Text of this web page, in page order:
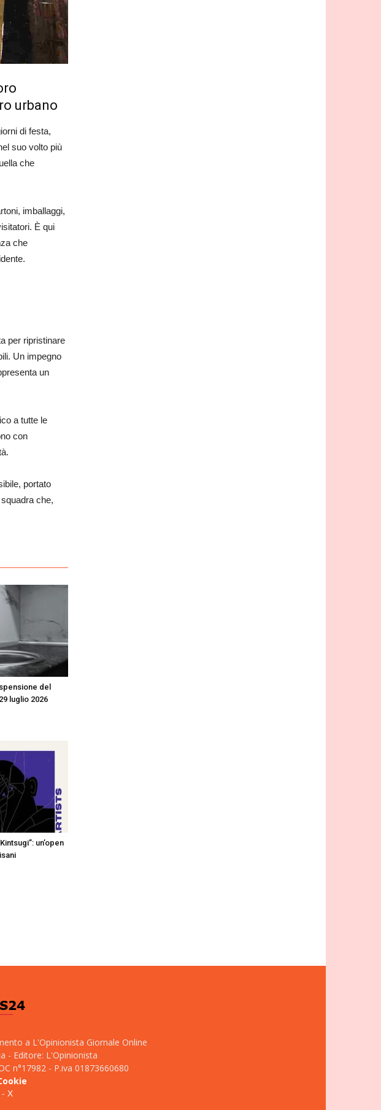
urbano
di festa,
suo volto più
che
imballaggi,
È qui
che
per ripristinare
Un impegno
un
a tutte le
con
portato
che,
del
luglio 2026
un’open
a L'Opinionista Giornale Online
- Editore: L'Opinionista
n°17982 - P.iva 01873660680
X